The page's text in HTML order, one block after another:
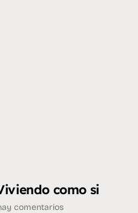
como si
comentarios